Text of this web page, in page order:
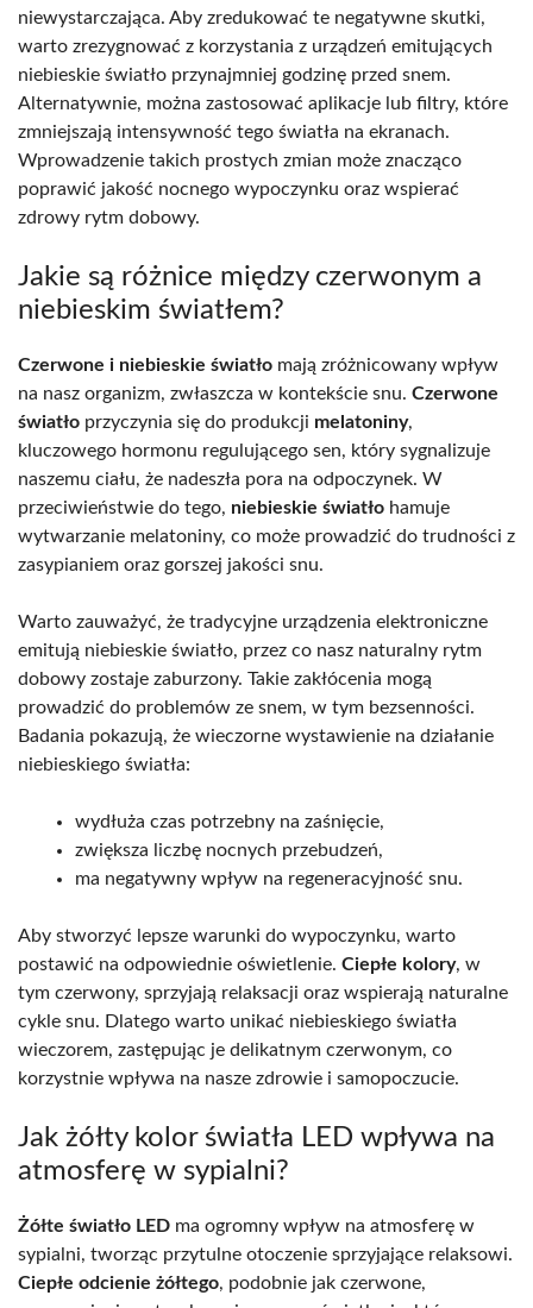
niewystarczająca. Aby zredukować te negatywne skutki,
warto zrezygnować z korzystania z urządzeń emitujących
niebieskie światło przynajmniej godzinę przed snem.
Alternatywnie, można zastosować aplikacje lub filtry, które
zmniejszają intensywność tego światła na ekranach.
Wprowadzenie takich prostych zmian może znacząco
poprawić jakość nocnego wypoczynku oraz wspierać
zdrowy rytm dobowy.
Jakie są różnice między czerwonym a
niebieskim światłem?
Czerwone i niebieskie światło mają zróżnicowany wpływ
na nasz organizm, zwłaszcza w kontekście snu. Czerwone
światło przyczynia się do produkcji melatoniny,
kluczowego hormonu regulującego sen, który sygnalizuje
naszemu ciału, że nadeszła pora na odpoczynek. W
przeciwieństwie do tego, niebieskie światło hamuje
wytwarzanie melatoniny, co może prowadzić do trudności z
zasypianiem oraz gorszej jakości snu.
Warto zauważyć, że tradycyjne urządzenia elektroniczne
emitują niebieskie światło, przez co nasz naturalny rytm
dobowy zostaje zaburzony. Takie zakłócenia mogą
prowadzić do problemów ze snem, w tym bezsenności.
Badania pokazują, że wieczorne wystawienie na działanie
niebieskiego światła:
wydłuża czas potrzebny na zaśnięcie,
zwiększa liczbę nocnych przebudzeń,
ma negatywny wpływ na regeneracyjność snu.
Aby stworzyć lepsze warunki do wypoczynku, warto
postawić na odpowiednie oświetlenie. Ciepłe kolory, w
tym czerwony, sprzyjają relaksacji oraz wspierają naturalne
cykle snu. Dlatego warto unikać niebieskiego światła
wieczorem, zastępując je delikatnym czerwonym, co
korzystnie wpływa na nasze zdrowie i samopoczucie.
Jak żółty kolor światła LED wpływa na
atmosferę w sypialni?
Żółte światło LED ma ogromny wpływ na atmosferę w
sypialni, tworząc przytulne otoczenie sprzyjające relaksowi.
Ciepłe odcienie żółtego, podobnie jak czerwone,